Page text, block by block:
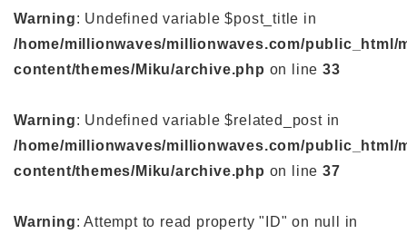
Warning: Undefined variable $post_title in
/home/millionwaves/millionwaves.com/public_html/
content/themes/Miku/archive.php on line33
Warning: Undefined variable $related_post in
/home/millionwaves/millionwaves.com/public_html/
content/themes/Miku/archive.php on line37
Warning: Attempt to read property "ID" on null in